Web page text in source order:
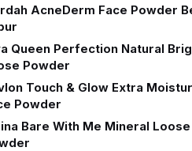
AcneDerm Face Powder
Queen Perfection Natural
Powder
Touch & Glow Extra
Powder
Bare With Me Mineral Loose